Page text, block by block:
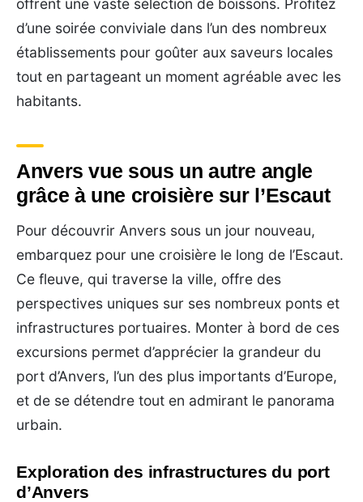
d’une soirée conviviale dans l’un des nombreux
établissements pour goûter aux saveurs locales
tout en partageant un moment agréable avec les
habitants.
Anvers vue sous un autre angle
grâce à une croisière sur l’Escaut
Pour découvrir Anvers sous un jour nouveau,
embarquez pour une croisière le long de l’Escaut.
Ce fleuve, qui traverse la ville, offre des
perspectives uniques sur ses nombreux ponts et
infrastructures portuaires. Monter à bord de ces
excursions permet d’apprécier la grandeur du
port d’Anvers, l’un des plus importants d’Europe,
et de se détendre tout en admirant le panorama
urbain.
Exploration des infrastructures du port
d’Anvers